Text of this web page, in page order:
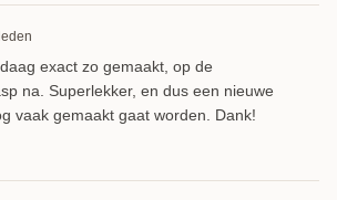
exact zo gemaakt, op de
na. Superlekker, en dus een nieuwe
vaak gemaakt gaat worden. Dank!